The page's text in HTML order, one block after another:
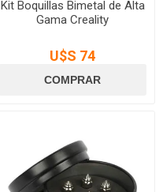
Kit Boquillas Bimetal de Alta
Gama Creality
U$S 74